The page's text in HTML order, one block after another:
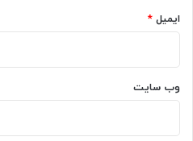
ایمیل *
وب‌ سایت